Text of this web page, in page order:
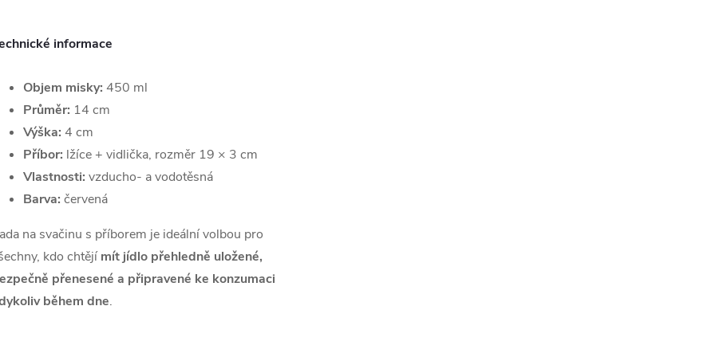
informace
Objem misky: 450 ml
Průměr: 14 cm
Výška: 4 cm
Příbor: lžíce + vidlička, rozměr 19 × 3 cm
Vlastnosti: vzducho- a vodotěsná
Barva: červená
na svačinu s příborem je ideální volbou pro
kdo chtějí mít jídlo přehledně uložené,
přenesené a připravené ke konzumaci
během dne.